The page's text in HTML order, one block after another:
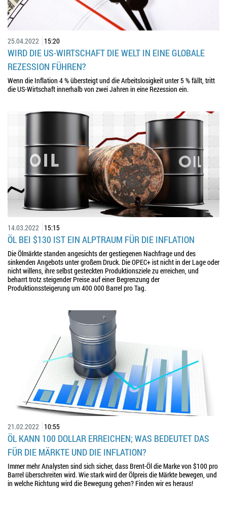
25.04.2022 15:20
WIRD DIE US-WIRTSCHAFT DIE WELT IN EINE GLOBALE
REZESSION FÜHREN?
Wenn die Inflation 4 % übersteigt und die Arbeitslosigkeit unter 5 % fällt, tritt
die US-Wirtschaft innerhalb von zwei Jahren in eine Rezession ein.
14.03.2022 15:15
ÖL BEI $130 IST EIN ALPTRAUM FÜR DIE INFLATION
Die Ölmärkte standen angesichts der gestiegenen Nachfrage und des
sinkenden Angebots unter großem Druck. Die OPEC+ ist nicht in der Lage oder
nicht willens, ihre selbst gesteckten Produktionsziele zu erreichen, und
beharrt trotz steigender Preise auf einer Begrenzung der
Produktionssteigerung um 400 000 Barrel pro Tag.
21.02.2022 10:55
ÖL KANN 100 DOLLAR ERREICHEN; WAS BEDEUTET DAS
FÜR DIE MÄRKTE UND DIE INFLATION?
Immer mehr Analysten sind sich sicher, dass Brent-Öl die Marke von $100 pro
Barrel überschreiten wird. Wie stark wird der Ölpreis die Märkte bewegen, und
in welche Richtung wird die Bewegung gehen? Finden wir es heraus!